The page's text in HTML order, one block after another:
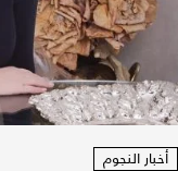
أخبار النجوم